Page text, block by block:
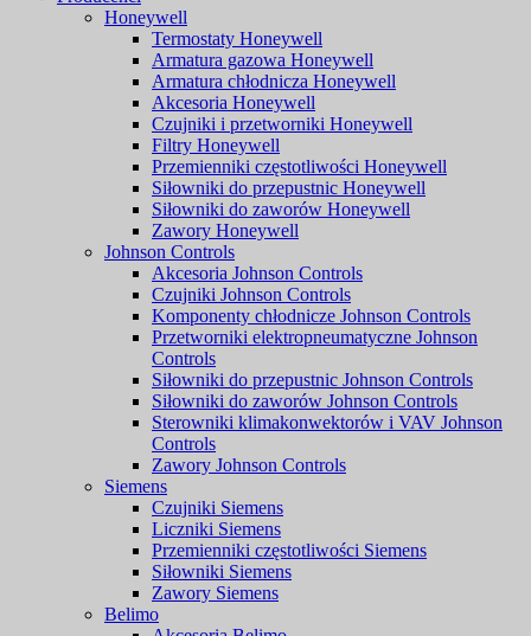
Honeywell
Termostaty Honeywell
Armatura gazowa Honeywell
Armatura chłodnicza Honeywell
Akcesoria Honeywell
Czujniki i przetworniki Honeywell
Filtry Honeywell
Przemienniki częstotliwości Honeywell
Siłowniki do przepustnic Honeywell
Siłowniki do zaworów Honeywell
Zawory Honeywell
Johnson Controls
Akcesoria Johnson Controls
Czujniki Johnson Controls
Komponenty chłodnicze Johnson Controls
Przetworniki elektropneumatyczne Johnson
Controls
Siłowniki do przepustnic Johnson Controls
Siłowniki do zaworów Johnson Controls
Sterowniki klimakonwektorów i VAV Johnson
Controls
Zawory Johnson Controls
Siemens
Czujniki Siemens
Liczniki Siemens
Przemienniki częstotliwości Siemens
Siłowniki Siemens
Zawory Siemens
Belimo